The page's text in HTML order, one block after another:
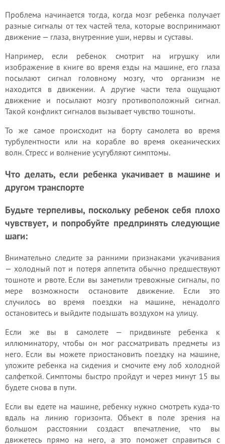
Проблема начинается тогда, когда мозг ребенка получает
разные сигналы от тех частей тела, которые воспринимают
движение — глаза, внутренние уши, нервы и суставы.
Например, если ребенок смотрит на игрушку или
изображение в книге во время езды на машине, его глаза
посылают сигнал головному мозгу, что организм не
находится в движении. А другие части тела ощущают
движение и посылают мозгу противоположный сигнал.
Такой конфликт сигналов вызывает чувство тошноты.
То же самое происходит на борту самолета во время
турбулентности или на корабле во время океанических
волн. Стресс и волнение усугубляют симптомы.
Что делать, если ребенка укачивает в машине и
другом транспорте
Будьте терпеливы, поскольку ребенок себя плохо
чувствует, и попробуйте предпринять следующие
шаги:
Внимательно следите за ранними признаками укачивания
— холодный пот и потеря аппетита обычно предшествуют
тошноте и рвоте. Если вы заметили тревожные сигналы, по
мере возможности остановите движение. Если это
случилось во время поездки на машине, ненадолго
остановитесь и выйдите подышать воздухом на улицу.
Если же вы в самолете — придвиньте ребенка к
иллюминатору, чтобы он мог рассматривать предметы из
него. Если вы можете приостановить поездку на машине,
уложите ребенка на сидения и смочите ему лоб холодной
салфеткой. Симптомы быстро пройдут и через минут 15 вы
будете снова в пути.
Если вы едете на машине, ребенку нужно смотреть куда-то
вдаль на линию горизонта. Объект в поле зрения на
большом расстоянии создаст впечатление, что вы
движетесь прямо на него, а это поможет справиться с